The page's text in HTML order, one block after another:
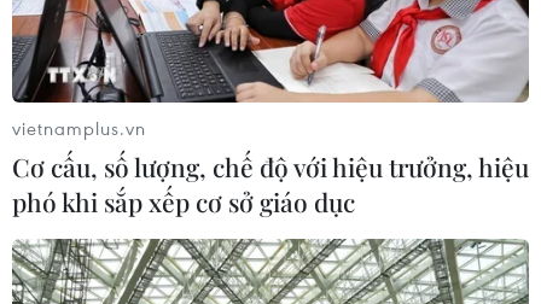
vietnamplus.vn
Cơ cấu, số lượng, chế độ với hiệu trưởng, hiệu
phó khi sắp xếp cơ sở giáo dục